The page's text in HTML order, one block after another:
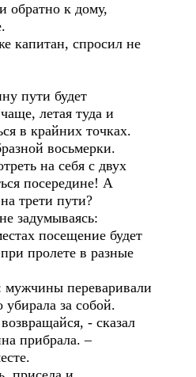
обратно к дому,
капитан, спросил не
пути будет
летая туда и
в крайних точках.
восьмерки.
на себя с двух
посередине! А
трети пути?
задумываясь:
посещение будет
пролете в разные
мужчины переваривали
за собой.
- сказал
прибрала. –